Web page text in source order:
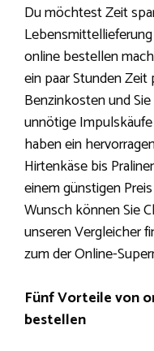
Du möchtest Zeit
online bestellen
ein paar Stunden
Benzinkosten und
unnötige
haben ein
Hirtenkäse bis
einem günstigen
Wunsch können Sie
unseren Vergleicher
zum der Online-
Fünf Vorteile von
bestellen